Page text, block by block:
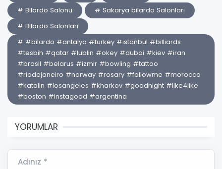
# Bilardo Salonu
# Sakarya bilardo Salonları
# Bilardo Salonları
# #bilardo #antalya #turkey #istanbul #billiards
#tesbih #qatar #lublin #okey #dubai #kiev #iran
#brasil #belarus #izmir #bowling #tattoo
#riodejaneiro #norway #rosary #followme #morocco
#katalin #losangeles #kharkov #goodnight #like4like
#boston #instagood #argentina
YORUMLAR
Adınız *